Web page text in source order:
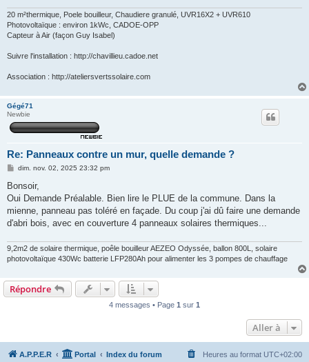
20 m²thermique, Poele bouilleur, Chaudiere granulé, UVR16X2 + UVR610
Photovoltaïque : environ 1kWc, CADOE-OPP
Capteur à Air (façon Guy Isabel)
Suivre l'installation : http://chavillieu.cadoe.net
Association : http://ateliersvertssolaire.com
Gégé71
Newbie
Re: Panneaux contre un mur, quelle demande ?
M
s
a
g
dim. nov. 02, 2025 23:32 pm
Bonsoir,
Oui Demande Préalable. Bien lire le PLUE de la commune. Dans la
mienne, panneau pas toléré en façade. Du coup j'ai dû faire une demande
d'abri bois, avec en couverture 4 panneaux solaires thermiques...
9,2m2 de solaire thermique, poêle bouilleur AEZEO Odyssée, ballon 800L, solaire
photovoltaïque 430Wc batterie LFP280Ah pour alimenter les 3 pompes de chauffage
Répondre
4 messages • Page 1 sur 1
Aller à
A.P.P.E.R Portal Index du forum Heures au format UTC+02:00